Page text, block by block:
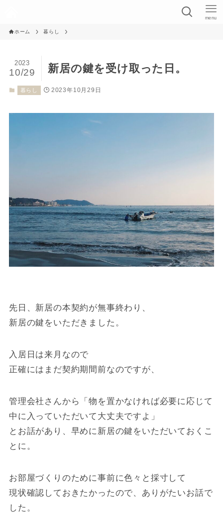
menu
ホーム 暮らし
新居の鍵を受け取った日。
2023
10/29
暮らし 2023年10月29日
先日、新居の本契約が無事終わり、
新居の鍵をいただきました。
入居日は来月なので
正確にはまだ契約期間前なのですが、
管理会社さんから「物を置かなければ必要に応じて
中に入っていただいて大丈夫ですよ」
とお話があり、早めに新居の鍵をいただいておくこ
とに。
お部屋づくりのために事前に色々と採寸して
現状確認しておきたかったので、ありがたいお話で
した。